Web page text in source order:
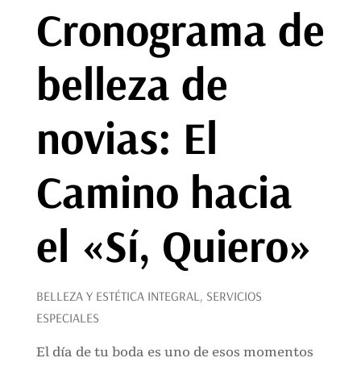
Cronograma de
belleza de
novias: El
Camino hacia
el «Sí, Quiero»
BELLEZA Y ESTÉTICA INTEGRAL, SERVICIOS
ESPECIALES
El día de tu boda es uno de esos momentos